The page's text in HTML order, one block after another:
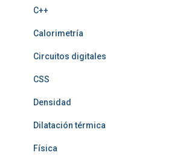
C++
Calorimetría
Circuitos digitales
CSS
Densidad
Dilatación térmica
Física